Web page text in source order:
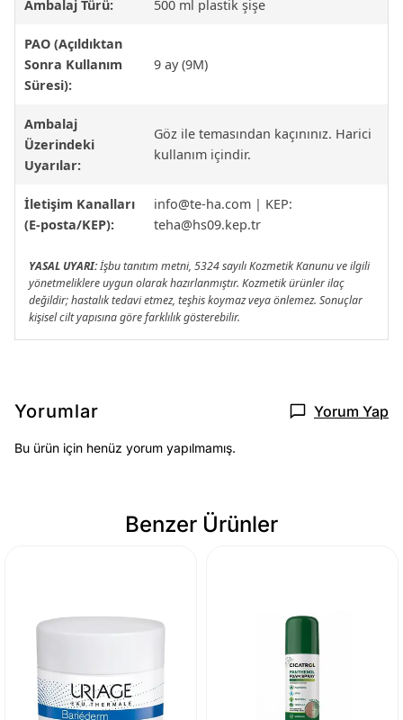
Ambalaj Türü: 500 ml plastik şişe
PAO (Açıldıktan
Sonra Kullanım
Süresi):
9 ay (9M)
Ambalaj
Üzerindeki
Uyarılar:
Göz ile temasından kaçınınız. Harici
kullanım içindir.
İletişim Kanalları
(E-posta/KEP):
info@te-ha.com | KEP:
teha@hs09.kep.tr
YASAL UYARI:İşbu tanıtım metni, 5324 sayılı Kozmetik Kanunu ve ilgili
yönetmeliklere uygun olarak hazırlanmıştır. Kozmetik ürünler ilaç
değildir; hastalık tedavi etmez, teşhis koymaz veya önlemez. Sonuçlar
kişisel cilt yapısına göre farklılık gösterebilir.
Yorumlar Yorum Yap
Bu ürün için henüz yorum yapılmamış.
Benzer Ürünler